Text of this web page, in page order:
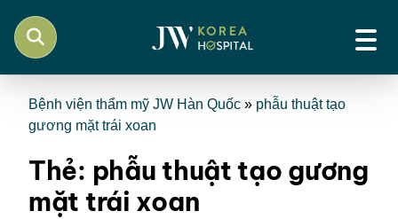
Bệnh viện thẩm mỹ JW Hàn Quốc » phẫu thuật tạo
gương mặt trái xoan
Thẻ: phẫu thuật tạo gương
mặt trái xoan